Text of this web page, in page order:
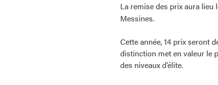
La remise des prix aura lieu
Messines.
Cette année, 14 prix seront
distinction met en valeur le
des niveaux d’élite.